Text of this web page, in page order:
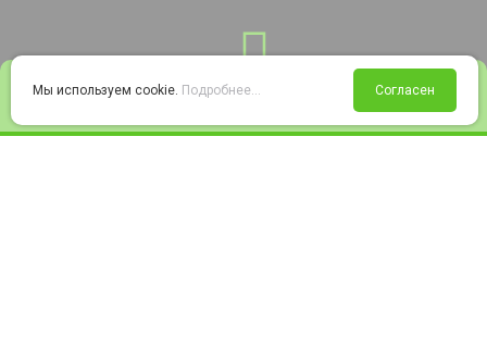
Войти Избранное Корзина
Мы используем cookie. Подробнее... Согласен